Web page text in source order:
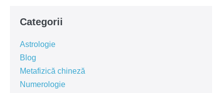
Categorii
Astrologie
Blog
Metafizică chineză
Numerologie